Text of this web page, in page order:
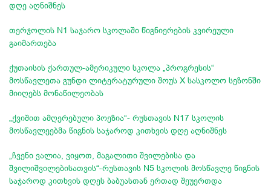
დღე აღნიშნეს
თერჯოლის N1 საჯარო სკოლაში წიგნიერების კვირეული
გაიმართება
ქუთაისის ქართულ-ამერიკული სკოლა „პროგრესის“
მოსწავლეთა გუნდი ლიტერატურული შოუს X სასკოლო სეზონში
მიიღებს მონაწილეობას
„ქვიშით ამღერებული პოეზია“- რუსთავის N17 სკოლის
მოსწავლეებმა წიგნის საჯაროდ კითხვის დღე აღნიშნეს
„ჩვენი ვალია, ვიყოთ, მაგალითი შვილებისა და
შვილიშვილებისათვის“-რუსთავის N5 სკოლის მოსწავლე წიგნის
საჯაროდ კითხვის დღეს ბაბუასთან ერთად შეუერთდა